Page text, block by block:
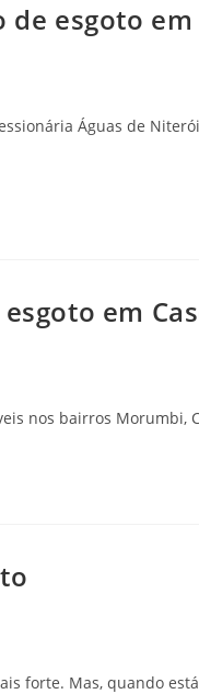
esgoto em
Águas de
em
nos bairros Morumbi,
forte. Mas, quando